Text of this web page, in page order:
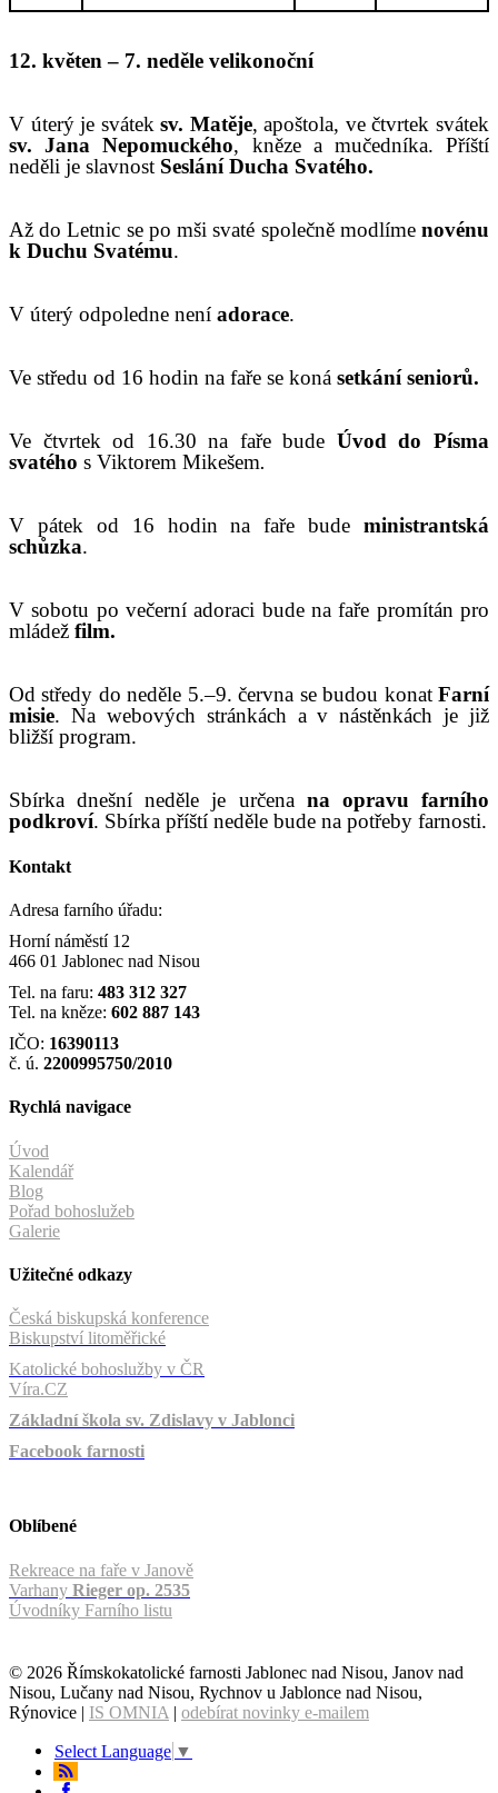
12. květen – 7. neděle velikonoční
V úterý je sváteksv. Matěje, apoštola, ve čtvrtek svátek
sv. Jana Nepomuckého, kněze a mučedníka. Příští
neděli je slavnost Seslání Ducha Svatého.
Až do Letnic se po mši svaté společně modlíme novénu
k Duchu Svatému.
V úterý odpoledne není adorace.
Ve středu od 16 hodin na faře se koná setkání seniorů.
Ve čtvrtek od 16.30 na faře bude Úvod do Písma
svatého s Viktorem Mikešem.
V pátek od 16 hodin na faře bude ministrantská
schůzka.
Vsobotu po večerní adoraci bude na faře promítán pro
mládež film.
Od středy do neděle 5.–9. června se budou konat Farní
misie. Na webových stránkách a v nástěnkách je již
bližší program.
Sbírkadnešní neděleje určena na opravu farního
podkroví. Sbírka příští neděle bude na potřeby farnosti.
Kontakt
Adresa farního úřadu:
Horní náměstí 12
466 01 Jablonec nad Nisou
Tel. na faru: 483 312 327
Tel. na kněze: 602 887 143
IČO: 16390113
č. ú. 2200995750/2010
Rychlá navigace
Úvod
Kalendář
Blog
Pořad bohoslužeb
Galerie
Užitečné odkazy
Česká biskupská konference
Biskupství litoměřické
Katolické bohoslužby v ČR
Víra.CZ
Základní škola sv. Zdislavy v Jablonci
Facebook farnosti
Oblíbené
Rekreace na faře v Janově
Varhany Rieger op. 2535
Úvodníky Farního listu
© 2026 Římskokatolické farnosti Jablonec nad Nisou, Janov nad
Nisou, Lučany nad Nisou, Rychnov u Jablonce nad Nisou,
Rýnovice | IS OMNIA | odebírat novinky e-mailem
Select Language ▼